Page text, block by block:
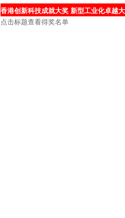
香港创新科技成就大奖 新型工业化卓越
点击标题查看得奖名单